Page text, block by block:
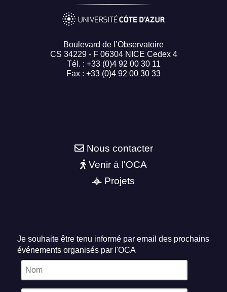
Boulevard de l’Observatoire
CS 34229 - F 06304 NICE Cedex 4
Tél. : +33 (0)4 92 00 30 11
Fax : +33 (0)4 92 00 30 33
Nous contacter
Venir à l'OCA
Projets
Je souhaite être tenu informé par email des prochains
événements organisés par l'OCA